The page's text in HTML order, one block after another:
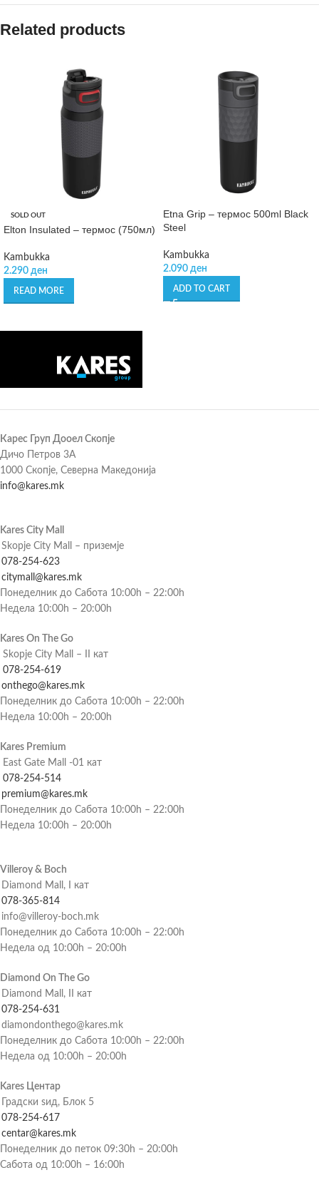
Related products
SOLD OUT
Elton Insulated – термос (750мл)
Kambukka
2.290 ден
READ MORE
Etna Grip – термос 500ml Black
Steel
Kambukka
2.090 ден
ADD TO CART
Карес Груп Дооел Скопје
Дичо Петров 3А
1000 Скопје, Северна Македонија
info@kares.mk
Kares City Mall
Skopje City Mall – приземје
078-254-623
citymall@kares.mk
Понеделник до Сабота 10:00h – 22:00h
Недела 10:00h – 20:00h
Kares On The Go
Skopje City Mall – II кат
078-254-619
onthego@kares.mk
Понеделник до Сабота 10:00h – 22:00h
Недела 10:00h – 20:00h
Kares Premium
East Gate Mall -01 кат
078-254-514
premium@kares.mk
Понеделник до Сабота 10:00h – 22:00h
Недела 10:00h – 20:00h
Villeroy & Boch
Diamond Mall, I кат
078-365-814
info@villeroy-boch.mk
Понеделник до Сабота 10:00h – 22:00h
Недела од 10:00h – 20:00h
Diamond On The Go
Diamond Mall, II кат
078-254-631
diamondonthego@kares.mk
Понеделник до Сабота 10:00h – 22:00h
Недела од 10:00h – 20:00h
Kares Центар
Градски ѕид, Блок 5
078-254-617
centar@kares.mk
Понеделник до петок 09:30h – 20:00h
Сабота од 10:00h – 16:00h